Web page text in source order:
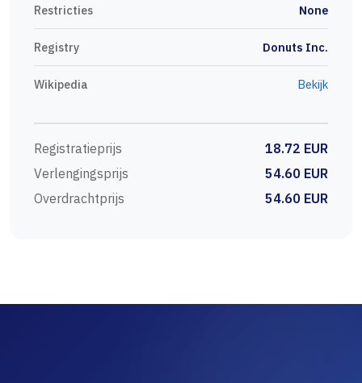
Restricties None
Registry Donuts Inc.
Wikipedia Bekijk
Registratieprijs
18.72 EUR
Verlengingsprijs
54.60 EUR
Overdrachtprijs
54.60 EUR